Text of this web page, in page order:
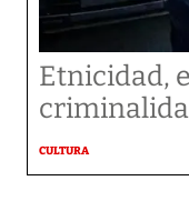
Etnicidad,
CULTURA